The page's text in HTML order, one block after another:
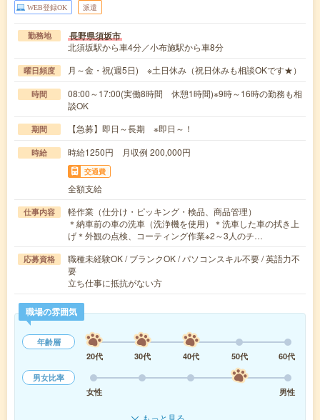
WEB登録OK 派遣
勤務地 長野県須坂市
北須坂駅から車4分／小布施駅から車8分
曜日頻度 月～金・祝(週5日) ※土日休み（祝日休みも相談OKです★）
時間
08:00～17:00(実働8時間 休憩1時間)※9時～16時の勤務も相
談OK
期間 【急募】即日～長期 ※即日～！
時給 時給1250円 月収例 200,000円
交通費
全額支給
仕事内容
軽作業（仕分け・ピッキング・検品、商品管理）
＊納車前の車の洗車（洗浄機を使用）＊洗車した車の拭き上
げ＊外観の点検、コーティング作業※2～3人のチ…
応募資格
職種未経験OK / ブランクOK / パソコンスキル不要 / 英語力不
要
立ち仕事に抵抗がない方
職場の雰囲気
年齢層
20代
30代 40代 50代
60代
男女比率
女性
男性
もっと見る